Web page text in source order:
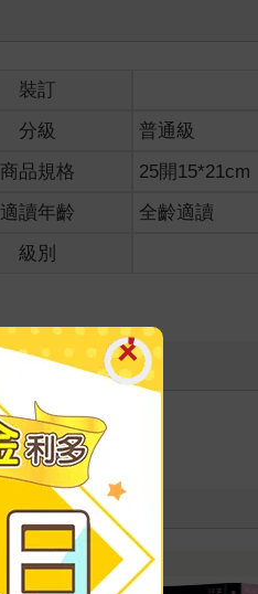
裝訂
分級
普通級
商品規格
25開15*21cm
適讀年齡
全齡適讀
級別